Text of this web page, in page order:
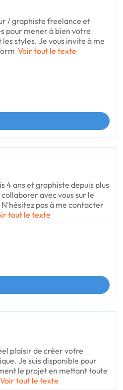
/ graphiste freelance et
pour mener à bien votre
styles. Je vous invite à me
Voir tout le texte
4 ans et graphiste depuis plus
avec vous sur le
pas à me contacter
tout le texte
plaisir de créer votre
Je suis disponible pour
le projet en mettant toute
Voir tout le texte